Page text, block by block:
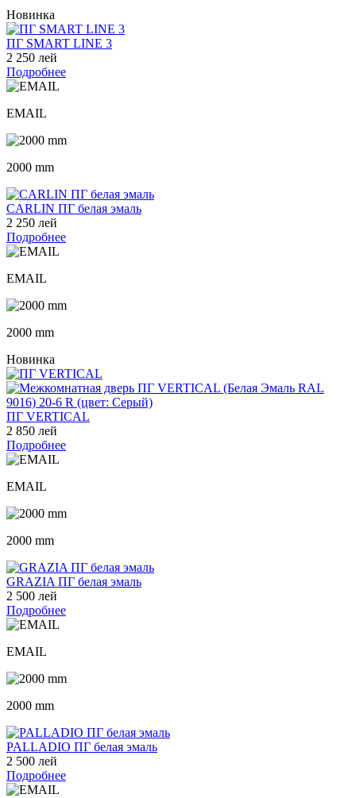
Новинка
ПГ SMART LINE 3
2 250 лей
Подробнее
EMAIL
2000 mm
CARLIN ПГ белая эмаль
2 250 лей
Подробнее
EMAIL
2000 mm
Новинка
ПГ VERTICAL
2 850 лей
Подробнее
EMAIL
2000 mm
GRAZIA ПГ белая эмаль
2 500 лей
Подробнее
EMAIL
2000 mm
PALLADIO ПГ белая эмаль
2 500 лей
Подробнее